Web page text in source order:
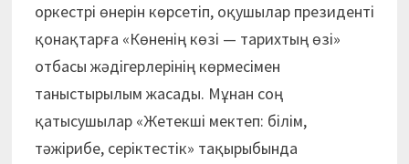
оркестрі өнерін көрсетіп, оқушылар президенті
қонақтарға «Көненің көзі — тарихтың өзі»
отбасы жәдігерлерінің көрмесімен
таныстырылым жасады. Мұнан соң
қатысушылар «Жетекші мектеп: білім,
тәжірибе, серіктестік» тақырыбында